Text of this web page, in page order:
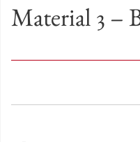
Ma­te­ri­al 3 –